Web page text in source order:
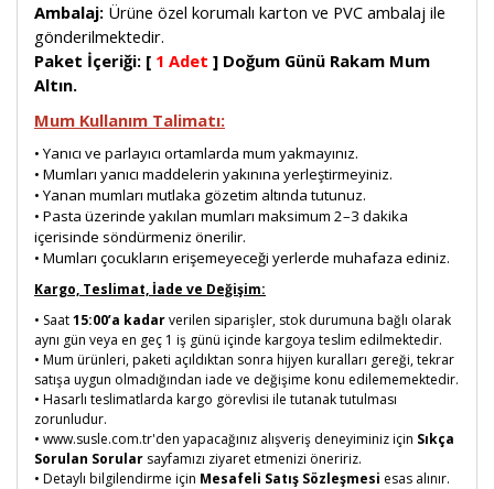
Ambalaj: Ürüne özel korumalı karton ve PVC ambalaj ile
gönderilmektedir.
Paket İçeriği: [ 1 Adet ] Doğum Günü Rakam Mum
Altın.
Mum Kullanım Talimatı:
• Yanıcı ve parlayıcı ortamlarda mum yakmayınız.
• Mumları yanıcı maddelerin yakınına yerleştirmeyiniz.
• Yanan mumları mutlaka gözetim altında tutunuz.
• Pasta üzerinde yakılan mumları maksimum 2–3 dakika
içerisinde söndürmeniz önerilir.
• Mumları çocukların erişemeyeceği yerlerde muhafaza ediniz.
Kargo, Teslimat, İade ve Değişim:
• Saat15:00’a kadarverilen siparişler, stok durumuna bağlı olarak
aynı gün veya en geç 1 iş günü içinde kargoya teslim edilmektedir.
• Mum ürünleri, paketi açıldıktan sonra hijyen kuralları gereği, tekrar
satışa uygun olmadığından iade ve değişime konu edilememektedir.
• Hasarlı teslimatlarda kargo görevlisi ile tutanak tutulması
zorunludur.
• www.susle.com.tr'den yapacağınız alışveriş deneyiminiz için Sıkça
Sorulan Sorular sayfamızı ziyaret etmenizi öneririz.
• Detaylı bilgilendirme için Mesafeli Satış Sözleşmesi esas alınır.